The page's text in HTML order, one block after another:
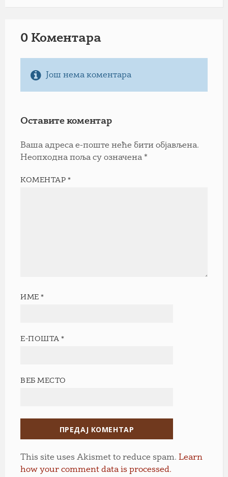
0 Коментарa
Још нема коментара
Оставите коментар
Ваша адреса е-поште неће бити објављена.
Неопходна поља су означена *
КОМЕНТАР*
ИМЕ*
Е-ПОШТА*
ВЕБ МЕСТО
This site uses Akismet to reduce spam. Learn
how your comment data is processed.